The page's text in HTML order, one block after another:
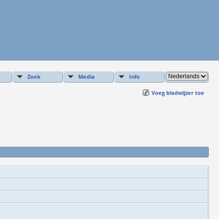
Zoek Media Info
Voeg bladwijzer toe